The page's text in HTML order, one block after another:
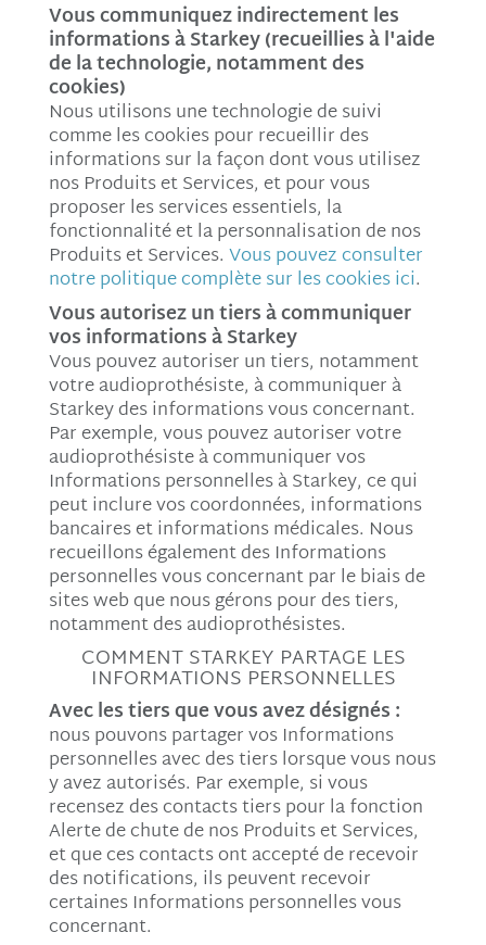
Vous communiquez indirectement les
informations à Starkey (recueillies à l'aide
de la technologie, notamment des
cookies)
Nous utilisons une technologie de suivi
comme les cookies pour recueillir des
informations sur la façon dont vous utilisez
nos Produits et Services, et pour vous
proposer les services essentiels, la
fonctionnalité et la personnalisation de nos
Produits et Services. Vous pouvez consulter
notre politique complète sur les cookies ici.
Vous autorisez un tiers à communiquer
vos informations à Starkey
Vous pouvez autoriser un tiers, notamment
votre audioprothésiste, à communiquer à
Starkey des informations vous concernant.
Par exemple, vous pouvez autoriser votre
audioprothésiste à communiquer vos
Informations personnelles à Starkey, ce qui
peut inclure vos coordonnées, informations
bancaires et informations médicales. Nous
recueillons également des Informations
personnelles vous concernant par le biais de
sites web que nous gérons pour des tiers,
notamment des audioprothésistes.
COMMENT STARKEY PARTAGE LES
INFORMATIONS PERSONNELLES
Avec les tiers que vous avez désignés :
nous pouvons partager vos Informations
personnelles avec des tiers lorsque vous nous
y avez autorisés. Par exemple, si vous
recensez des contacts tiers pour la fonction
Alerte de chute de nos Produits et Services,
et que ces contacts ont accepté de recevoir
des notifications, ils peuvent recevoir
certaines Informations personnelles vous
concernant.